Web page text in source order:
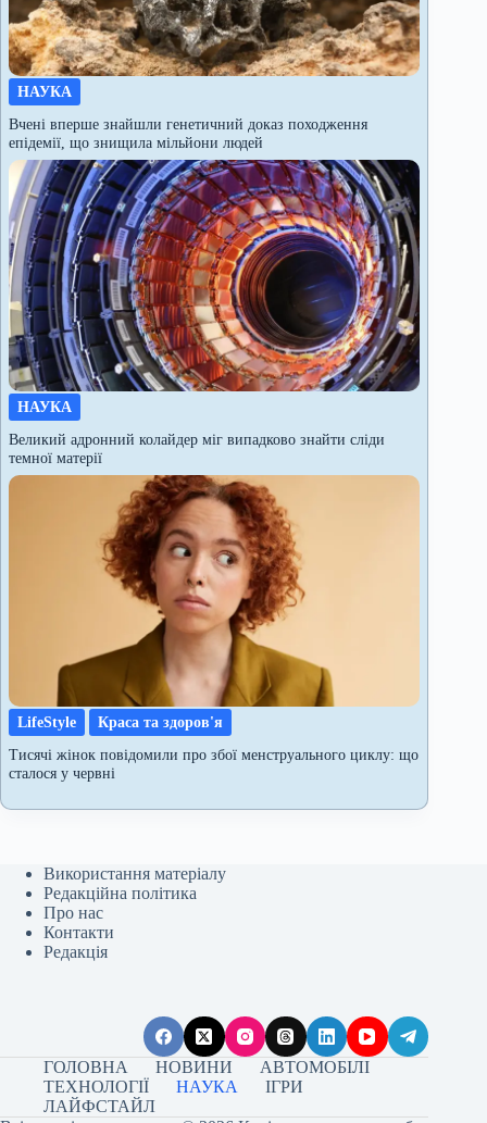
НАУКА
Вчені вперше знайшли генетичний доказ походження
епідемії, що знищила мільйони людей
НАУКА
Великий адронний колайдер міг випадково знайти сліди
темної матерії
LifeStyle
Краса та здоров'я
Тисячі жінок повідомили про збої менструального циклу: що
сталося у червні
Використання матеріалу
Редакційна політика
Про нас
Контакти
Редакція
ГОЛОВНА НОВИНИ
АВТОМОБІЛІ
ТЕХНОЛОГІЇ
НАУКА
ІГРИ
ЛАЙФСТАЙЛ